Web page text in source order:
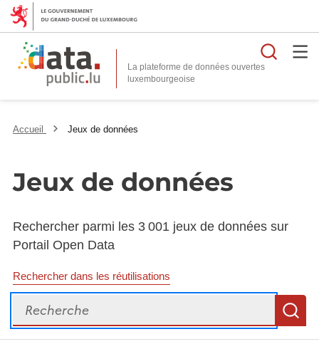
La plateforme de données ouvertes
Accueil Jeux de données
Jeux de données
Rechercher parmi les 3 001 jeux de données sur
Portail Open Data
Rechercher dans les réutilisations
Recherche